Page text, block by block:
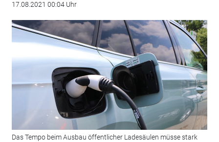
17.08.2021 00:04 Uhr
Das Tempo beim Ausbau öffentlicher Ladesäulen müsse stark